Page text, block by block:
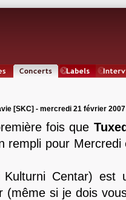
[SKC] - mercredi 21 février 2007
fois que
rempli pour
Kulturni Centar) est
(même si je dois